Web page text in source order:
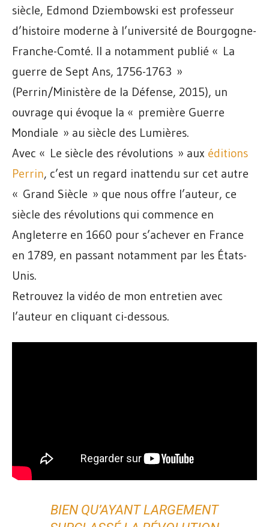
siècle, Edmond Dziembowski est professeur
d’histoire moderne à l’université de Bourgogne-
Franche-Comté. Il a notamment publié « La
guerre de Sept Ans, 1756-1763 »
(Perrin/Ministère de la Défense, 2015), un
ouvrage qui évoque la « première Guerre
Mondiale » au siècle des Lumières.
Avec « Le siècle des révolutions » aux éditions
Perrin, c’est un regard inattendu sur cet autre
« Grand Siècle » que nous offre l’auteur, ce
siècle des révolutions qui commence en
Angleterre en 1660 pour s’achever en France
en 1789, en passant notamment par les États-
Unis.
Retrouvez la vidéo de mon entretien avec
l’auteur en cliquant ci-dessous.
BIEN QU’AYANT LARGEMENT